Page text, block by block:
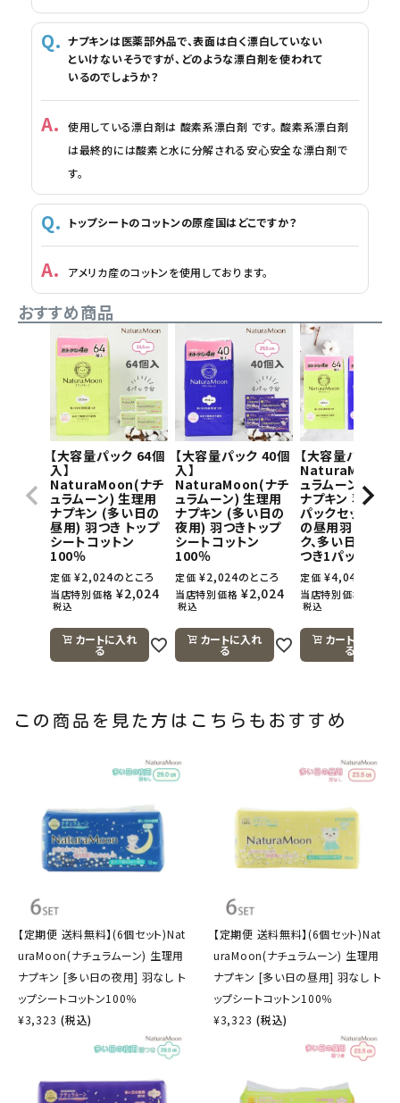
ナプキンは医薬部外品で、表面は白く漂白していない
といけないそうですが、どのような漂白剤を使われて
いるのでしょうか？
使用している漂白剤は 酸素系漂白剤 です。 酸素系漂白剤
は最終的には酸素と水に分解される安心安全な漂白剤で
す。
トップシートのコットンの原産国はどこですか？
アメリカ産のコットンを使用しております。
おすすめ商品
【大容量パック 64個
入】
NaturaMoon(ナチ
ュラムーン) 生理用
ナプキン (多い日の
昼用) 羽つき トップ
シートコットン
100％
定価 ¥2,024のところ
当店特別価格 ¥2,024
税込
カートに入れ
る
【大容量パック 40個
入】
NaturaMoon(ナチ
ュラムーン) 生理用
ナプキン (多い日の
夜用) 羽つきトップ
シートコットン
100％
定価 ¥2,024のところ
当店特別価格 ¥2,024
税込
カートに入れ
る
【大容量パック】
NaturaMoon(
ュラムーン) 生理
ナプキン 羽つき
パックセット(多
の昼用羽つき1パ
ク、多い日の夜
つき1パック)
定価 ¥4,048
当店特別価格
税込
カートに入れ
る
この商品を見た方はこちらもおすすめ
【定期便 送料無料】(6個セット)Nat
uraMoon(ナチュラムーン) 生理用
ナプキン [多い日の夜用] 羽なし ト
ップシートコットン100％
¥3,323 (税込)
【定期便 送料無料】(6個セット)Nat
uraMoon(ナチュラムーン) 生理用
ナプキン [多い日の昼用] 羽なし ト
ップシートコットン100％
¥3,323 (税込)